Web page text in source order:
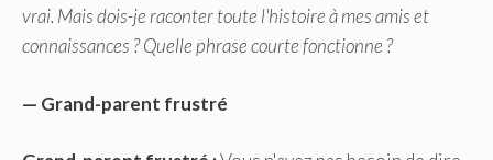
vrai. Mais dois-je raconter toute l'histoire à mes amis et
connaissances ? Quelle phrase courte fonctionne ?
— Grand-parent frustré